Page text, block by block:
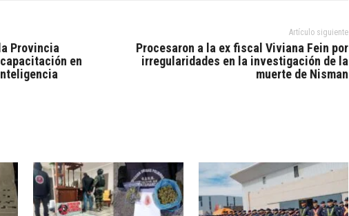
Provincia
en
Artículo siguiente
Procesaron a la ex fiscal Viviana Fein por
irregularidades en la investigación de la
muerte de Nisman